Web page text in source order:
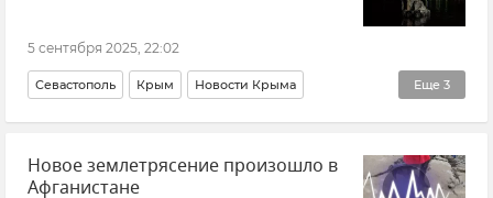
5 сентября 2025, 22:02
Еще 3
Севастополь Крым Новости Крыма
Паромы и катера в Севастополе
Безопасность Республики Крым и Севастополя
Новое землетрясение произошло в
Афганистане